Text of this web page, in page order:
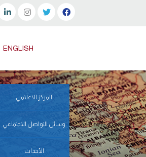
ENGLISH
المركز الاعلامي
وسائل التواصل الاجتماعي
الأحداث